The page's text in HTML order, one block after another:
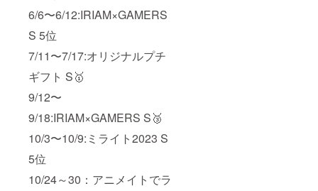
6/6〜6/12:IRIAM×GAMERS
S 5位
7/11〜7/17:オリジナルプチ
ギフト S🥇
9/12〜
9/18:IRIAM×GAMERS S🥉
10/3〜10/9:ミライト2023 S
5位
10/24～30：アニメイトでラ